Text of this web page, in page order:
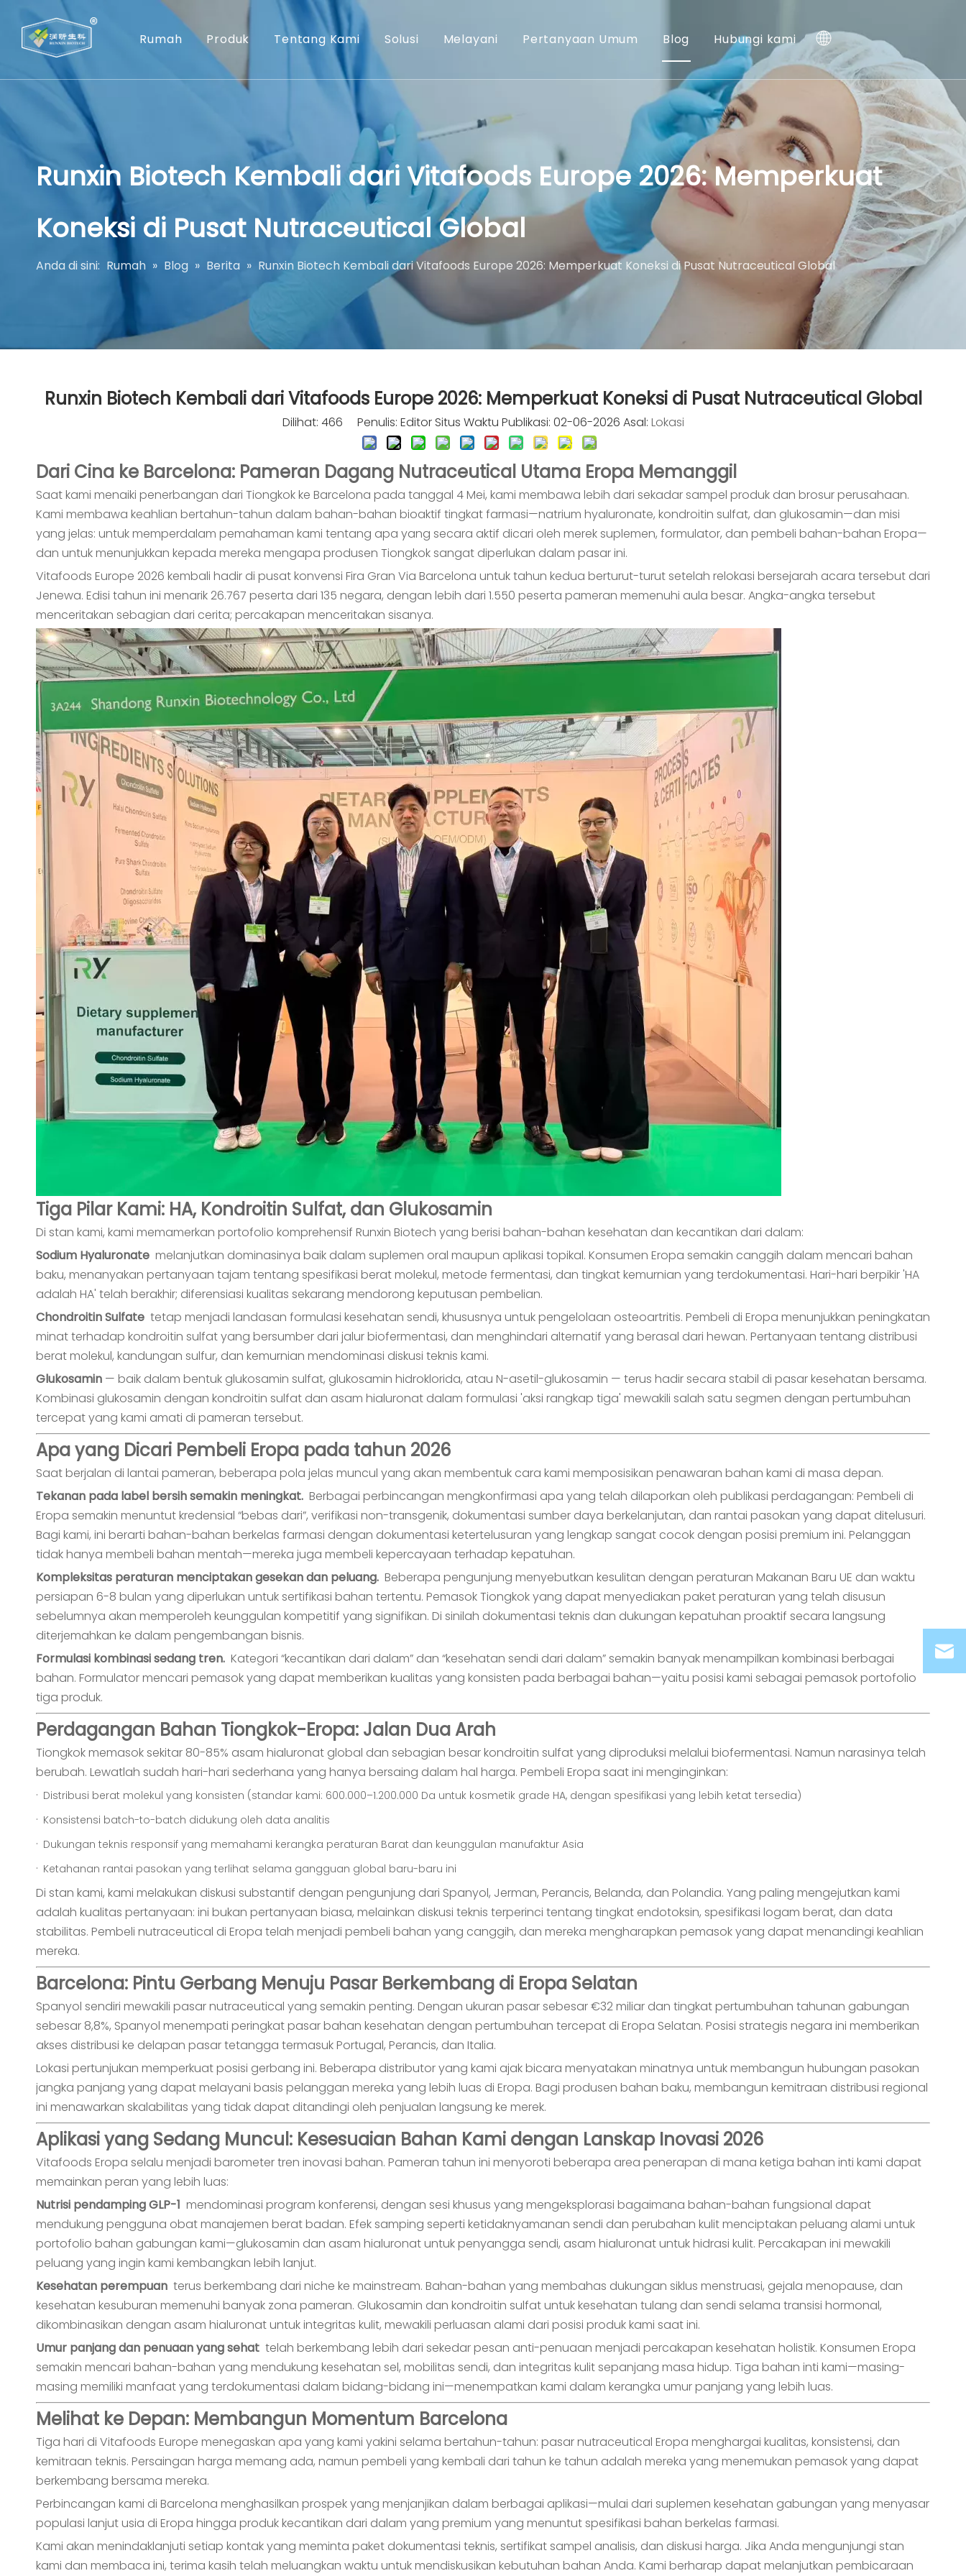
Rumah Produk Tentang Kami Solusi Melayani Pertanyaan Umum Blog Hubungi kami
Runxin Biotech Kembali dari Vitafoods Europe 2026: Memperkuat
Koneksi di Pusat Nutraceutical Global
Anda di sini: Rumah » Blog » Berita » Runxin Biotech Kembali dari Vitafoods Europe 2026: Memperkuat Koneksi di Pusat Nutraceutical Global
Runxin Biotech Kembali dari Vitafoods Europe 2026: Memperkuat Koneksi di Pusat Nutraceutical Global
Dilihat: 466 Penulis: Editor Situs Waktu Publikasi: 02-06-2026 Asal: Lokasi
Dari Cina ke Barcelona: Pameran Dagang Nutraceutical Utama Eropa Memanggil
Saat kami menaiki penerbangan dari Tiongkok ke Barcelona pada tanggal 4 Mei, kami membawa lebih dari sekadar sampel produk dan brosur perusahaan.
Kami membawa keahlian bertahun-tahun dalam bahan-bahan bioaktif tingkat farmasi—natrium hyaluronate, kondroitin sulfat, dan glukosamin—dan misi
yang jelas: untuk memperdalam pemahaman kami tentang apa yang secara aktif dicari oleh merek suplemen, formulator, dan pembeli bahan-bahan Eropa—
dan untuk menunjukkan kepada mereka mengapa produsen Tiongkok sangat diperlukan dalam pasar ini.
Vitafoods Europe 2026 kembali hadir di pusat konvensi Fira Gran Via Barcelona untuk tahun kedua berturut-turut setelah relokasi bersejarah acara tersebut dari
Jenewa. Edisi tahun ini menarik 26.767 peserta dari 135 negara, dengan lebih dari 1.550 peserta pameran memenuhi aula besar. Angka-angka tersebut
menceritakan sebagian dari cerita; percakapan menceritakan sisanya.
Tiga Pilar Kami: HA, Kondroitin Sulfat, dan Glukosamin
Di stan kami, kami memamerkan portofolio komprehensif Runxin Biotech yang berisi bahan-bahan kesehatan dan kecantikan dari dalam:
Sodium Hyaluronate melanjutkan dominasinya baik dalam suplemen oral maupun aplikasi topikal. Konsumen Eropa semakin canggih dalam mencari bahan
baku, menanyakan pertanyaan tajam tentang spesifikasi berat molekul, metode fermentasi, dan tingkat kemurnian yang terdokumentasi. Hari-hari berpikir 'HA
adalah HA' telah berakhir; diferensiasi kualitas sekarang mendorong keputusan pembelian.
Chondroitin Sulfate tetap menjadi landasan formulasi kesehatan sendi, khususnya untuk pengelolaan osteoartritis. Pembeli di Eropa menunjukkan peningkatan
minat terhadap kondroitin sulfat yang bersumber dari jalur biofermentasi, dan menghindari alternatif yang berasal dari hewan. Pertanyaan tentang distribusi
berat molekul, kandungan sulfur, dan kemurnian mendominasi diskusi teknis kami.
Glukosamin — baik dalam bentuk glukosamin sulfat, glukosamin hidroklorida, atau N-asetil-glukosamin — terus hadir secara stabil di pasar kesehatan bersama.
Kombinasi glukosamin dengan kondroitin sulfat dan asam hialuronat dalam formulasi 'aksi rangkap tiga' mewakili salah satu segmen dengan pertumbuhan
tercepat yang kami amati di pameran tersebut.
Apa yang Dicari Pembeli Eropa pada tahun 2026
Saat berjalan di lantai pameran, beberapa pola jelas muncul yang akan membentuk cara kami memposisikan penawaran bahan kami di masa depan.
Tekanan pada label bersih semakin meningkat. Berbagai perbincangan mengkonfirmasi apa yang telah dilaporkan oleh publikasi perdagangan: Pembeli di
Eropa semakin menuntut kredensial “bebas dari”, verifikasi non-transgenik, dokumentasi sumber daya berkelanjutan, dan rantai pasokan yang dapat ditelusuri.
Bagi kami, ini berarti bahan-bahan berkelas farmasi dengan dokumentasi ketertelusuran yang lengkap sangat cocok dengan posisi premium ini. Pelanggan
tidak hanya membeli bahan mentah—mereka juga membeli kepercayaan terhadap kepatuhan.
Kompleksitas peraturan menciptakan gesekan dan peluang. Beberapa pengunjung menyebutkan kesulitan dengan peraturan Makanan Baru UE dan waktu
persiapan 6-8 bulan yang diperlukan untuk sertifikasi bahan tertentu. Pemasok Tiongkok yang dapat menyediakan paket peraturan yang telah disusun
sebelumnya akan memperoleh keunggulan kompetitif yang signifikan. Di sinilah dokumentasi teknis dan dukungan kepatuhan proaktif secara langsung
diterjemahkan ke dalam pengembangan bisnis.
Formulasi kombinasi sedang tren. Kategori “kecantikan dari dalam” dan “kesehatan sendi dari dalam” semakin banyak menampilkan kombinasi berbagai
bahan. Formulator mencari pemasok yang dapat memberikan kualitas yang konsisten pada berbagai bahan—yaitu posisi kami sebagai pemasok portofolio
tiga produk.
Perdagangan Bahan Tiongkok-Eropa: Jalan Dua Arah
Tiongkok memasok sekitar 80-85% asam hialuronat global dan sebagian besar kondroitin sulfat yang diproduksi melalui biofermentasi. Namun narasinya telah
berubah. Lewatlah sudah hari-hari sederhana yang hanya bersaing dalam hal harga. Pembeli Eropa saat ini menginginkan:
· Distribusi berat molekul yang konsisten (standar kami: 600.000–1.200.000 Da untuk kosmetik grade HA, dengan spesifikasi yang lebih ketat tersedia)
· Konsistensi batch-to-batch didukung oleh data analitis
· Dukungan teknis responsif yang memahami kerangka peraturan Barat dan keunggulan manufaktur Asia
· Ketahanan rantai pasokan yang terlihat selama gangguan global baru-baru ini
Di stan kami, kami melakukan diskusi substantif dengan pengunjung dari Spanyol, Jerman, Perancis, Belanda, dan Polandia. Yang paling mengejutkan kami
adalah kualitas pertanyaan: ini bukan pertanyaan biasa, melainkan diskusi teknis terperinci tentang tingkat endotoksin, spesifikasi logam berat, dan data
stabilitas. Pembeli nutraceutical di Eropa telah menjadi pembeli bahan yang canggih, dan mereka mengharapkan pemasok yang dapat menandingi keahlian
mereka.
Barcelona: Pintu Gerbang Menuju Pasar Berkembang di Eropa Selatan
Spanyol sendiri mewakili pasar nutraceutical yang semakin penting. Dengan ukuran pasar sebesar €32 miliar dan tingkat pertumbuhan tahunan gabungan
sebesar 8,8%, Spanyol menempati peringkat pasar bahan kesehatan dengan pertumbuhan tercepat di Eropa Selatan. Posisi strategis negara ini memberikan
akses distribusi ke delapan pasar tetangga termasuk Portugal, Perancis, dan Italia.
Lokasi pertunjukan memperkuat posisi gerbang ini. Beberapa distributor yang kami ajak bicara menyatakan minatnya untuk membangun hubungan pasokan
jangka panjang yang dapat melayani basis pelanggan mereka yang lebih luas di Eropa. Bagi produsen bahan baku, membangun kemitraan distribusi regional
ini menawarkan skalabilitas yang tidak dapat ditandingi oleh penjualan langsung ke merek.
Aplikasi yang Sedang Muncul: Kesesuaian Bahan Kami dengan Lanskap Inovasi 2026
Vitafoods Eropa selalu menjadi barometer tren inovasi bahan. Pameran tahun ini menyoroti beberapa area penerapan di mana ketiga bahan inti kami dapat
memainkan peran yang lebih luas:
Nutrisi pendamping GLP-1 mendominasi program konferensi, dengan sesi khusus yang mengeksplorasi bagaimana bahan-bahan fungsional dapat
mendukung pengguna obat manajemen berat badan. Efek samping seperti ketidaknyamanan sendi dan perubahan kulit menciptakan peluang alami untuk
portofolio bahan gabungan kami—glukosamin dan asam hialuronat untuk penyangga sendi, asam hialuronat untuk hidrasi kulit. Percakapan ini mewakili
peluang yang ingin kami kembangkan lebih lanjut.
Kesehatan perempuan terus berkembang dari niche ke mainstream. Bahan-bahan yang membahas dukungan siklus menstruasi, gejala menopause, dan
kesehatan kesuburan memenuhi banyak zona pameran. Glukosamin dan kondroitin sulfat untuk kesehatan tulang dan sendi selama transisi hormonal,
dikombinasikan dengan asam hialuronat untuk integritas kulit, mewakili perluasan alami dari posisi produk kami saat ini.
Umur panjang dan penuaan yang sehat telah berkembang lebih dari sekedar pesan anti-penuaan menjadi percakapan kesehatan holistik. Konsumen Eropa
semakin mencari bahan-bahan yang mendukung kesehatan sel, mobilitas sendi, dan integritas kulit sepanjang masa hidup. Tiga bahan inti kami—masing-
masing memiliki manfaat yang terdokumentasi dalam bidang-bidang ini—menempatkan kami dalam kerangka umur panjang yang lebih luas.
Melihat ke Depan: Membangun Momentum Barcelona
Tiga hari di Vitafoods Europe menegaskan apa yang kami yakini selama bertahun-tahun: pasar nutraceutical Eropa menghargai kualitas, konsistensi, dan
kemitraan teknis. Persaingan harga memang ada, namun pembeli yang kembali dari tahun ke tahun adalah mereka yang menemukan pemasok yang dapat
berkembang bersama mereka.
Perbincangan kami di Barcelona menghasilkan prospek yang menjanjikan dalam berbagai aplikasi—mulai dari suplemen kesehatan gabungan yang menyasar
populasi lanjut usia di Eropa hingga produk kecantikan dari dalam yang premium yang menuntut spesifikasi bahan berkelas farmasi.
Kami akan menindaklanjuti setiap kontak yang meminta paket dokumentasi teknis, sertifikat sampel analisis, dan diskusi harga. Jika Anda mengunjungi stan
kami dan membaca ini, terima kasih telah meluangkan waktu untuk mendiskusikan kebutuhan bahan Anda. Kami berharap dapat melanjutkan pembicaraan